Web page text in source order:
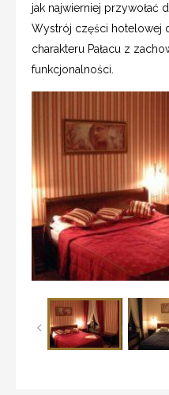
jak najwierniej przywołać
Wystrój części hotelowej
charakteru Pałacu z
funkcjonalności.